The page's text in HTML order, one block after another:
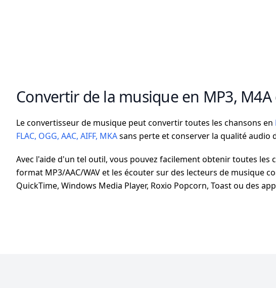
Convertir de la musique en MP3,
Le convertisseur de musique peut convertir toutes les chansons en
FLAC, OGG, AAC, AIFF, MKAsans perte et conserver la qualité audio
Avec l'aide d'un tel outil, vous pouvez facilement obtenir toutes les
format MP3/AAC/WAV et les écouter sur des lecteurs de musique
QuickTime, Windows Media Player, Roxio Popcorn, Toast ou des